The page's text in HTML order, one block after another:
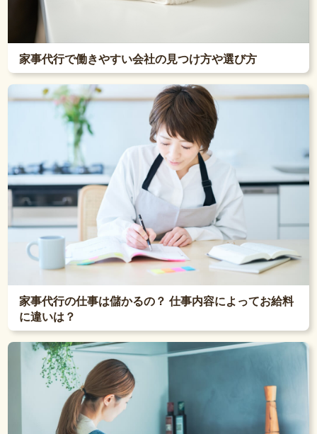
家事代行で働きやすい会社の見つけ方や選び方
家事代行の仕事は儲かるの？ 仕事内容によってお給料
に違いは？